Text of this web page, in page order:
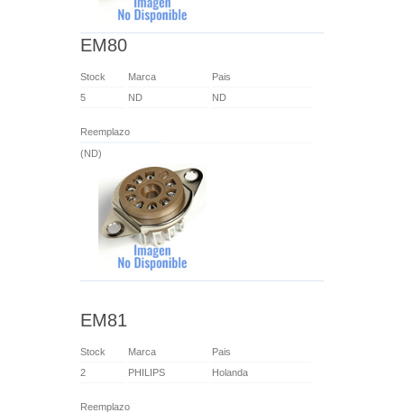
EM80
Stock Marca
Pais
5
ND ND
Reemplazo
(ND)
EM81
Stock Marca
Pais
2
PHILIPS Holanda
Reemplazo